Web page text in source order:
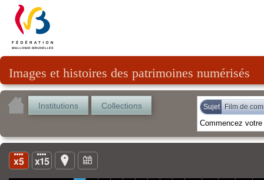
Images et histoires des patrimoines numérisés
Institutions Collections Sujet Film de